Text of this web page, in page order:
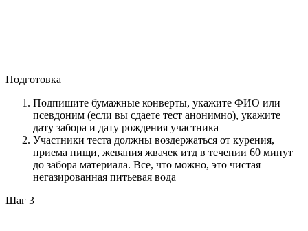
Подготовка
Подпишите бумажные конверты, укажите ФИО или
псевдоним (если вы сдаете тест анонимно), укажите
дату забора и дату рождения участника
Участники теста должны воздержаться от курения,
приема пищи, жевания жвачек итд в течении 60 минут
до забора материала. Все, что можно, это чистая
негазированная питьевая вода
Шаг 3